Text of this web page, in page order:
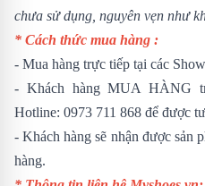
chưa sử dụng, nguyên vẹn như
* Cách thức mua hàng :
- Mua hàng trực tiếp tại các
- Khách hàng MUA HÀNG
Hotline: 0973 711 868 để được
- Khách hàng sẽ nhận được sản
hàng.